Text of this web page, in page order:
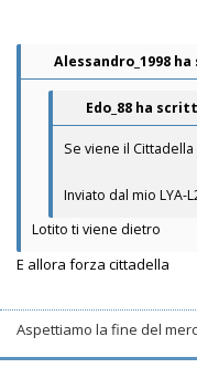
Alessandro_1998
Edo_88 ha
Se viene il
Inviato dal mio LYA-
Lotito ti viene dietro
E allora forza cittadella
Aspettiamo la fine del